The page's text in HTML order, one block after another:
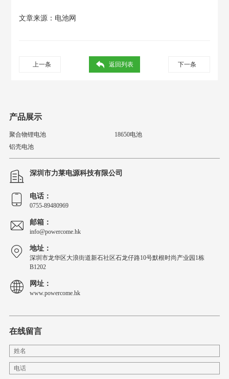
文章来源： 电池网
上一条 下一条
返回列表
产品展示
聚合物锂电池
18650电池
铝壳电池
深圳市力莱电源科技有限公司
电话：
0755-89480969
邮箱：
info@powercome.hk
地址：
深圳市龙华区大浪街道新石社区石龙仔路10号默根时尚产业园1栋
B1202
网址：
www.powercome.hk
在线留言